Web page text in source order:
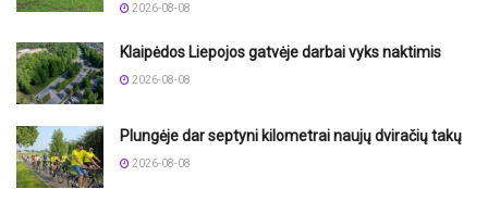
2026-08-08
Klaipėdos Liepojos gatvėje darbai vyks naktimis
2026-08-08
Plungėje dar septyni kilometrai naujų dviračių takų
2026-08-08